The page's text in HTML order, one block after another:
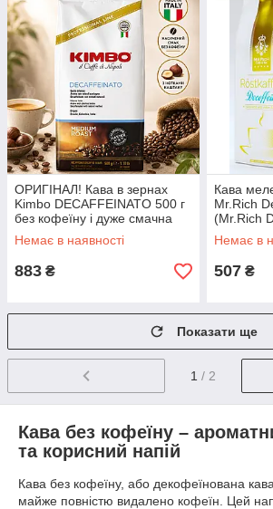
ОРИГІНАЛ! Кава в зернах
Kimbo DECAFFEINATO 500 г
без кофеїну і дуже смачна
Італія
Немає в наявності
883 ₴
Кава
Mr.Rich
(Mr.Rich
Німеччина
Немає в
507 ₴
Показати ще
1 / 2
Кава без кофеїну –
та корисний напій
Кава без кофеїну, або декофеїнована
майже повністю видалено кофеїн. Цей